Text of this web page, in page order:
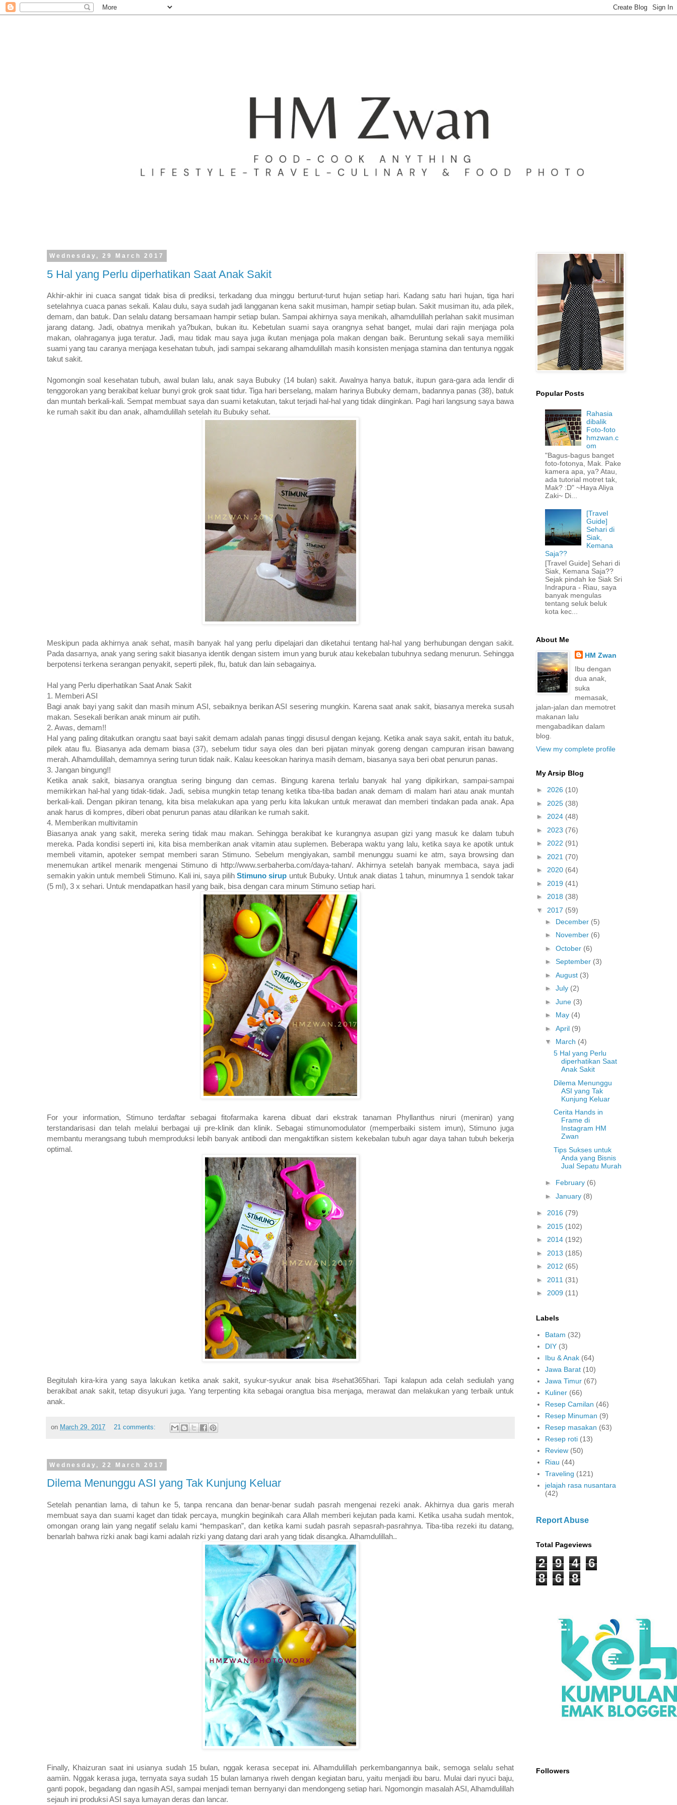
Wednesday, 29 March 2017
5 Hal yang Perlu diperhatikan Saat Anak Sakit
Akhir-akhir ini cuaca sangat tidak bisa di prediksi, terkadang dua minggu berturut-turut hujan setiap hari. Kadang satu hari hujan, tiga hari
setelahnya cuaca panas sekali. Kalau dulu, saya sudah jadi langganan kena sakit musiman, hampir setiap bulan. Sakit musiman itu, ada pilek,
demam, dan batuk. Dan selalu datang bersamaan hampir setiap bulan. Sampai akhirnya saya menikah, alhamdulillah perlahan sakit musiman
jarang datang. Jadi, obatnya menikah ya?bukan, bukan itu. Kebetulan suami saya orangnya sehat banget, mulai dari rajin menjaga pola
makan, olahraganya juga teratur. Jadi, mau tidak mau saya juga ikutan menjaga pola makan dengan baik. Beruntung sekali saya memiliki
suami yang tau caranya menjaga kesehatan tubuh, jadi sampai sekarang alhamdulillah masih konsisten menjaga stamina dan tentunya nggak
takut sakit.
Ngomongin soal kesehatan tubuh, awal bulan lalu, anak saya Bubuky (14 bulan) sakit. Awalnya hanya batuk, itupun gara-gara ada lendir di
tenggorokan yang berakibat keluar bunyi grok grok saat tidur. Tiga hari berselang, malam harinya Bubuky demam, badannya panas (38), batuk
dan muntah berkali-kali. Sempat membuat saya dan suami ketakutan, takut terjadi hal-hal yang tidak diinginkan. Pagi hari langsung saya bawa
ke rumah sakit ibu dan anak, alhamdulillah setelah itu Bubuky sehat.
Meskipun pada akhirnya anak sehat, masih banyak hal yang perlu dipelajari dan diketahui tentang hal-hal yang berhubungan dengan sakit.
Pada dasarnya, anak yang sering sakit biasanya identik dengan sistem imun yang buruk atau kekebalan tubuhnya sedang menurun. Sehingga
berpotensi terkena serangan penyakit, seperti pilek, flu, batuk dan lain sebagainya.
Hal yang Perlu diperhatikan Saat Anak Sakit
1. Memberi ASI
Bagi anak bayi yang sakit dan masih minum ASI, sebaiknya berikan ASI sesering mungkin. Karena saat anak sakit, biasanya mereka susah
makan. Sesekali berikan anak minum air putih.
2. Awas, demam!!
Hal yang paling ditakutkan orangtu saat bayi sakit demam adalah panas tinggi disusul dengan kejang. Ketika anak saya sakit, entah itu batuk,
pilek atau flu. Biasanya ada demam biasa (37), sebelum tidur saya oles dan beri pijatan minyak goreng dengan campuran irisan bawang
merah. Alhamdulillah, demamnya sering turun tidak naik. Kalau keesokan harinya masih demam, biasanya saya beri obat penurun panas.
3. Jangan bingung!!
Ketika anak sakit, biasanya orangtua sering bingung dan cemas. Bingung karena terlalu banyak hal yang dipikirkan, sampai-sampai
memikirkan hal-hal yang tidak-tidak. Jadi, sebisa mungkin tetap tenang ketika tiba-tiba badan anak demam di malam hari atau anak muntah
berkali-kali. Dengan pikiran tenang, kita bisa melakukan apa yang perlu kita lakukan untuk merawat dan memberi tindakan pada anak. Apa
anak harus di kompres, diberi obat penurun panas atau dilarikan ke rumah sakit.
4. Memberikan multivitamin
Biasanya anak yang sakit, mereka sering tidak mau makan. Sehingga berakibat ke kurangnya asupan gizi yang masuk ke dalam tubuh
mereka. Pada kondisi seperti ini, kita bisa memberikan anak vitamin atau suplemen. Beberapa waktu yang lalu, ketika saya ke apotik untuk
membeli vitamin, apoteker sempat memberi saran Stimuno. Sebelum mengiyakan, sambil menunggu suami ke atm, saya browsing dan
menemukan artikel menarik mengenai Stimuno di http://www.serbaherba.com/daya-tahan/. Akhirnya setelah banyak membaca, saya jadi
semakin yakin untuk membeli Stimuno. Kali ini, saya pilihStimuno sirup untuk Bubuky. Untuk anak diatas 1 tahun, minumnya 1 sendok takar
(5 ml), 3 x sehari. Untuk mendapatkan hasil yang baik, bisa dengan cara minum Stimuno setiap hari.
For your information, Stimuno terdaftar sebagai fitofarmaka karena dibuat dari ekstrak tanaman Phyllanthus niruri (meniran) yang
terstandarisasi dan telah melalui berbagai uji pre-klinik dan klinik. Sebagai stimunomodulator (memperbaiki sistem imun), Stimuno juga
membantu merangsang tubuh memproduksi lebih banyak antibodi dan mengaktifkan sistem kekebalan tubuh agar daya tahan tubuh bekerja
optimal.
Begitulah kira-kira yang saya lakukan ketika anak sakit, syukur-syukur anak bisa #sehat365hari. Tapi kalapun ada celah sediulah yang
berakibat anak sakit, tetap disyukuri juga. Yang terpenting kita sebagai orangtua bisa menjaga, merawat dan melakukan yang terbaik untuk
anak.
on March 29, 2017 21 comments:
Wednesday, 22 March 2017
Dilema Menunggu ASI yang Tak Kunjung Keluar
Setelah penantian lama, di tahun ke 5, tanpa rencana dan benar-benar sudah pasrah mengenai rezeki anak. Akhirnya dua garis merah
membuat saya dan suami kaget dan tidak percaya, mungkin beginikah cara Allah memberi kejutan pada kami. Ketika usaha sudah mentok,
omongan orang lain yang negatif selalu kami “hempaskan”, dan ketika kami sudah pasrah sepasrah-pasrahnya. Tiba-tiba rezeki itu datang,
benarlah bahwa rizki anak bagi kami adalah rizki yang datang dari arah yang tidak disangka. Alhamdulillah..
Finally, Khaizuran saat ini usianya sudah 15 bulan, nggak kerasa secepat ini. Alhamdulillah perkembangannya baik, semoga selalu sehat
aamiin. Nggak kerasa juga, ternyata saya sudah 15 bulan lamanya riweh dengan kegiatan baru, yaitu menjadi ibu baru. Mulai dari nyuci baju,
ganti popok, begadang dan ngasih ASI, sampai menjadi teman bernyanyi dan mendongeng setiap hari. Ngomongin masalah ASI, Alhamdulillah
sejauh ini produksi ASI saya lumayan deras dan lancar.
Popular Posts
Rahasia
dibalik
Foto-foto
hmzwan.c
om
"Bagus-bagus banget
foto-fotonya, Mak. Pake
kamera apa, ya? Atau,
ada tutorial motret tak,
Mak? :D" ~Haya Aliya
Zaki~ Di...
[Travel
Guide]
Sehari di
Siak,
Kemana
Saja??
[Travel Guide] Sehari di
Siak, Kemana Saja??
Sejak pindah ke Siak Sri
Indrapura - Riau, saya
banyak mengulas
tentang seluk beluk
kota kec...
About Me
HM Zwan
Ibu dengan
dua anak,
suka
memasak,
jalan-jalan dan memotret
makanan lalu
mengabadikan dalam
blog.
View my complete profile
My Arsip Blog
► 2026 (10)
► 2025 (38)
► 2024 (48)
► 2023 (76)
► 2022 (91)
► 2021 (70)
► 2020 (64)
► 2019 (41)
► 2018 (38)
▼ 2017 (59)
► December (5)
► November (6)
► October (6)
► September (3)
► August (3)
► July (2)
► June (3)
► May (4)
► April (9)
▼ March (4)
5 Hal yang Perlu
diperhatikan Saat
Anak Sakit
Dilema Menunggu
ASI yang Tak
Kunjung Keluar
Cerita Hands in
Frame di
Instagram HM
Zwan
Tips Sukses untuk
Anda yang Bisnis
Jual Sepatu Murah
► February (6)
► January (8)
► 2016 (79)
► 2015 (102)
► 2014 (192)
► 2013 (185)
► 2012 (65)
► 2011 (31)
► 2009 (11)
Labels
Batam (32)
DIY (3)
Ibu & Anak (64)
Jawa Barat (10)
Jawa Timur (67)
Kuliner (66)
Resep Camilan (46)
Resep Minuman (9)
Resep masakan (63)
Resep roti (13)
Review (50)
Riau (44)
Traveling (121)
jelajah rasa nusantara
(42)
Report Abuse
Total Pageviews
2 9 4
6
8
6 8
Followers